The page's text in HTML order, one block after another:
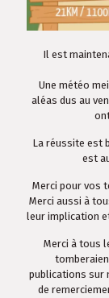
Il est
Une météo
aléas dus au
La réussite est
est
Merci pour vos
Merci aussi à
leur implication
Merci à tous
publications sur
de